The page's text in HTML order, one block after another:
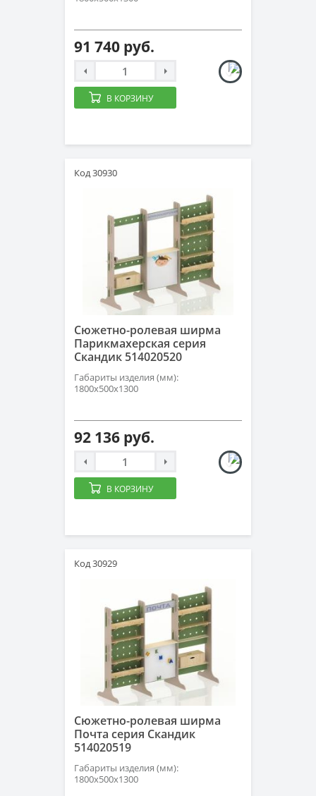
91 740 руб.
В КОРЗИНУ
Код 30930
Сюжетно-ролевая ширма
Парикмахерская серия
Скандик 514020520
Габариты изделия (мм):
1800х500х1300
92 136 руб.
В КОРЗИНУ
Код 30929
Сюжетно-ролевая ширма
Почта серия Скандик
514020519
Габариты изделия (мм):
1800х500х1300